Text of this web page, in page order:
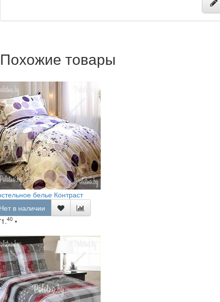
Похожие товары
белье Контраст
в наличии
40 •